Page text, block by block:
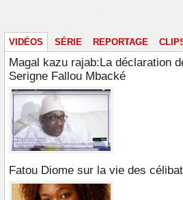
VIDÉOS SÉRIE REPORTAGE
Magal kazu rajab:La déclaration
Serigne Fallou Mbacké
Fatou Diome sur la vie des